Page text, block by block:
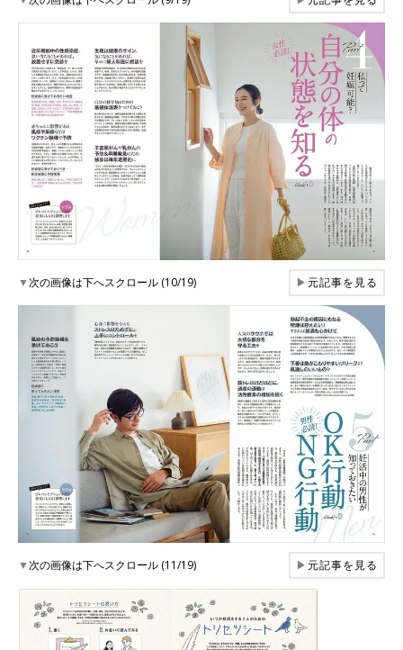
▼次の画像は下へスクロール (10/19) ▶元記事を見る
▼次の画像は下へスクロール (11/19) ▶元記事を見る